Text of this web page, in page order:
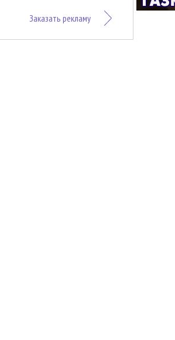
Заказать рекламу